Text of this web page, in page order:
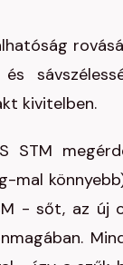
kivitelben.
mal
- sőt, az új